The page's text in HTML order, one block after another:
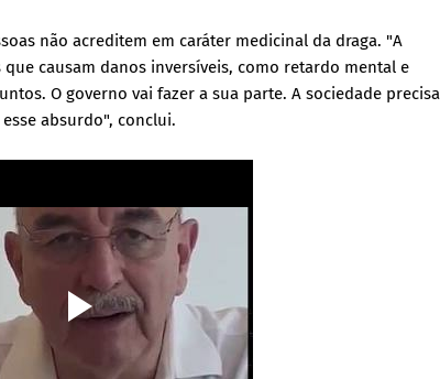
não acreditem em caráter medicinal da draga. "A
causam danos inversíveis, como retardo mental e
O governo vai fazer a sua parte. A sociedade precisa
absurdo", conclui.